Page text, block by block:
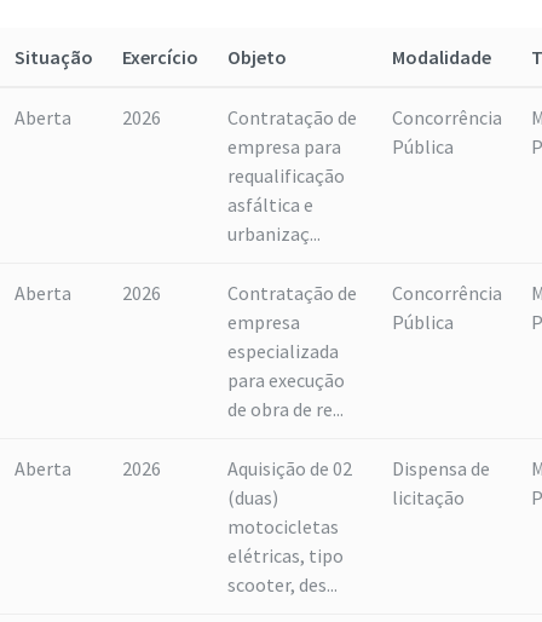
Situação Exercício Objeto Modalidade
Aberta 2026
Contratação de
empresa para
requalificação
asfáltica e
urbanizaç...
Concorrência
Pública
Aberta 2026
Contratação de
empresa
especializada
para execução
de obra de re...
Concorrência
Pública
Aberta 2026
Aquisição de 02
(duas)
motocicletas
elétricas, tipo
scooter, des...
Dispensa de
licitação